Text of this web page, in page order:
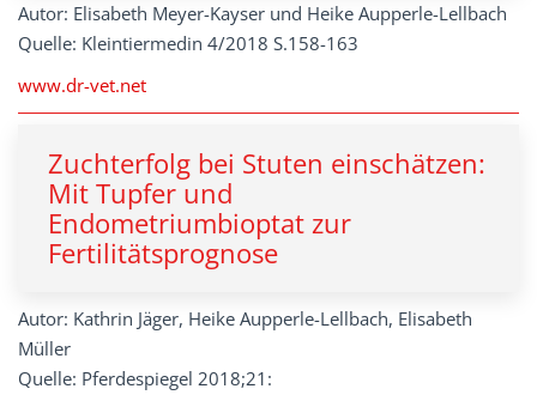
Autor: Elisabeth Meyer-Kayser und Heike Aupperle-Lellbach
Quelle: Kleintiermedin 4/2018 S.158-163
www.dr-vet.net
Zuchterfolg bei Stuten einschätzen:
Mit Tupfer und
Endometriumbioptat zur
Fertilitätsprognose
Autor: Kathrin Jäger, Heike Aupperle-Lellbach, Elisabeth
Müller
Quelle: Pferdespiegel 2018;21: